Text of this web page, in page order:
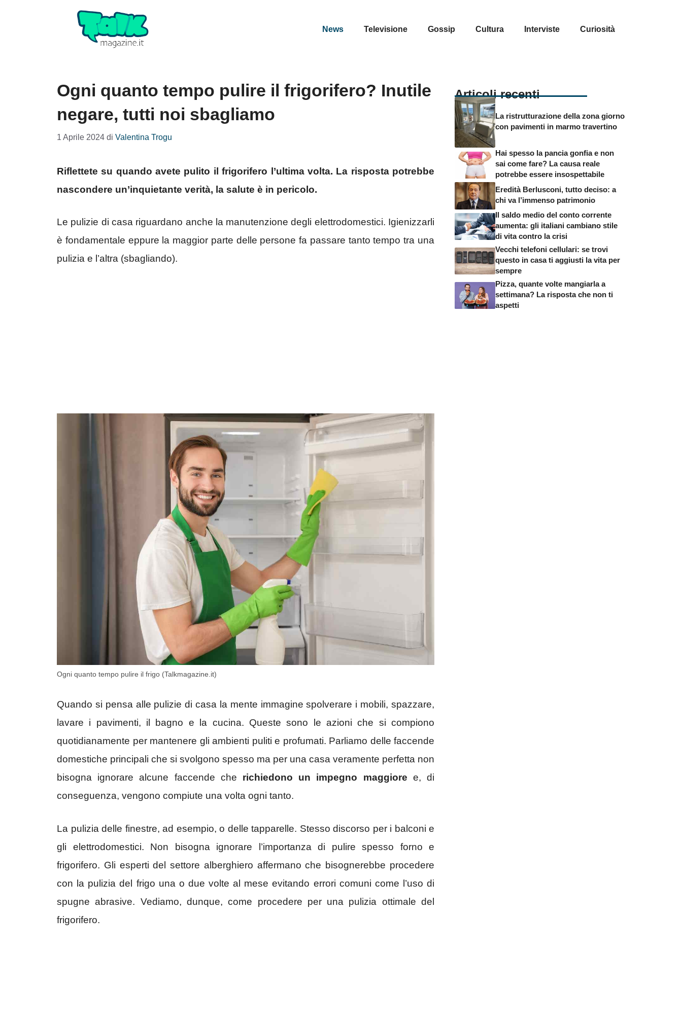
News Televisione Gossip Cultura Interviste Curiosità
Ogni quanto tempo pulire il frigorifero? Inutile
negare, tutti noi sbagliamo
1 Aprile 2024 di Valentina Trogu
Riflettete su quando avete pulito il frigorifero l’ultima volta. La risposta potrebbe
nascondere un’inquietante verità, la salute è in pericolo.
Le pulizie di casa riguardano anche la manutenzione degli elettrodomestici. Igienizzarli
è fondamentale eppure la maggior parte delle persone fa passare tanto tempo tra una
pulizia e l’altra (sbagliando).
Ogni quanto tempo pulire il frigo (Talkmagazine.it)
Quando si pensa alle pulizie di casa la mente immagine spolverare i mobili, spazzare,
lavare i pavimenti, il bagno e la cucina. Queste sono le azioni che si compiono
quotidianamente per mantenere gli ambienti puliti e profumati. Parliamo delle faccende
domestiche principali che si svolgono spesso ma per una casa veramente perfetta non
bisogna ignorare alcune faccende che richiedono un impegno maggiore e, di
conseguenza, vengono compiute una volta ogni tanto.
La pulizia delle finestre, ad esempio, o delle tapparelle. Stesso discorso per i balconi e
gli elettrodomestici. Non bisogna ignorare l’importanza di pulire spesso forno e
frigorifero. Gli esperti del settore alberghiero affermano che bisognerebbe procedere
con la pulizia del frigo una o due volte al mese evitando errori comuni come l’uso di
spugne abrasive. Vediamo, dunque, come procedere per una pulizia ottimale del
frigorifero.
Articoli recenti
La ristrutturazione della zona giorno
con pavimenti in marmo travertino
Hai spesso la pancia gonfia e non
sai come fare? La causa reale
potrebbe essere insospettabile
Eredità Berlusconi, tutto deciso: a
chi va l’immenso patrimonio
Il saldo medio del conto corrente
aumenta: gli italiani cambiano stile
di vita contro la crisi
Vecchi telefoni cellulari: se trovi
questo in casa ti aggiusti la vita per
sempre
Pizza, quante volte mangiarla a
settimana? La risposta che non ti
aspetti